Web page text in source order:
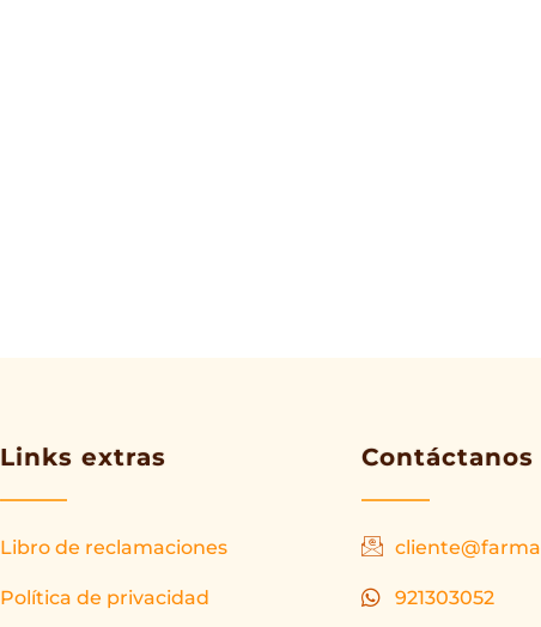
Links extras
Libro de reclamaciones
Política de privacidad
Contáctanos
921303052